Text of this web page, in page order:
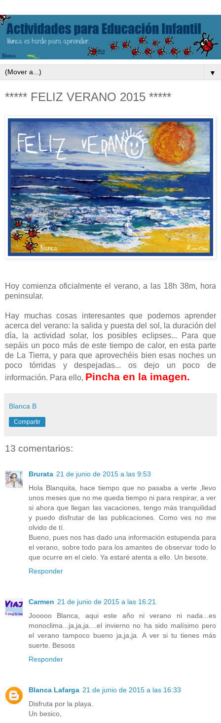
▼
***** FELIZ VERANO 2015 *****
Hoy comienza oficialmente el verano, a las 18h 38m, hora
peninsular.
Hay muchas cosas interesantes que podemos aprender
acerca del verano: la salida y puesta del sol, la duración del
día, la actividad solar, los posibles eclipses... Para que
sepáis un poco más de este tiempo de calor, en esta parte
de La Tierra, y para que aprovechéis bien esas noches un
poco tórridas y despejadas... os dejo un poco de
información. Para ello, Pincha en la imagen.
Blanca B
Compartir
13 comentarios:
Brurata 21 de junio de 2015 a las 9:53
Hola Blanquita, hace tiempo que no pasaba a verte ,llevo
unos meses que no me queda tiempo ni para respirar, a ver
si ahora que llegan las vacaciones, tengo más tranquilidad
y puedo disfrutar de las publicaciones. Como ves no me
olvido de tí.
Bueno, pues nos has dado una información estupenda para
el verano, sobre todo para los amantes de observar todo lo
que ocurre en el cielo. Ya estaré atenta a ello. Un besote.
Responder
Carmen 21 de junio de 2015 a las 16:21
Jooooo Blanca, aqui este año ni verano ni nada...es
monoclima...ja,ja,ja....el invierno no ha sido malísimo pero
el verano tampoco bueno ja,ja,ja. A ver si tu tienes más
suerte. Besoss
Responder
Blanca Lafarga 21 de junio de 2015 a las 16:33
Disfruta por la playa.
Un besico,